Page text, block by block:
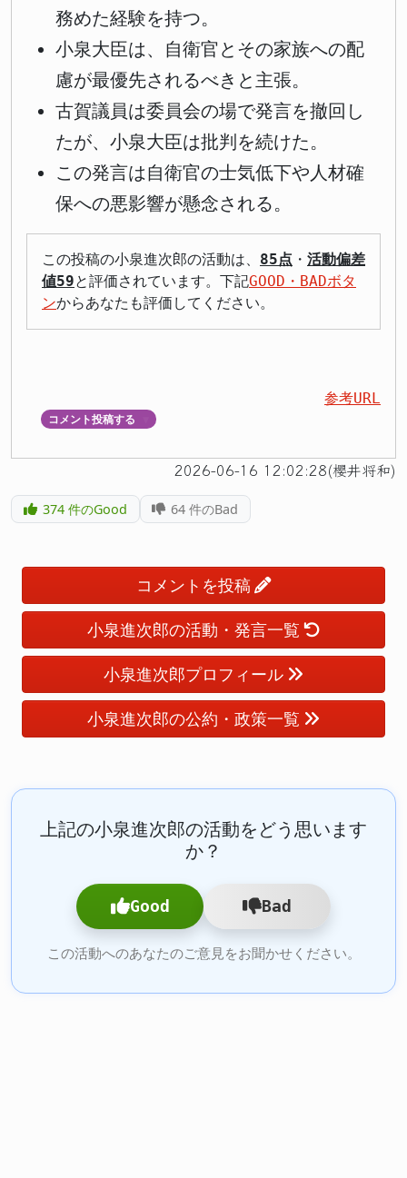
務めた経験を持つ。
小泉大臣は、自衛官とその家族への配
慮が最優先されるべきと主張。
古賀議員は委員会の場で発言を撤回し
たが、小泉大臣は批判を続けた。
この発言は自衛官の士気低下や人材確
保への悪影響が懸念される。
この投稿の小泉進次郎の活動は、 85点 ・ 活動偏差
値59と評価されています。下記GOOD・BADボタ
ンからあなたも評価してください。
参考URL
コメント投稿する
2026-06-16 12:02:28(櫻井将和)
374件のGood 64 件のBad
コメントを投稿
小泉進次郎の活動・発言一覧
小泉進次郎プロフィール
小泉進次郎の公約・政策一覧
上記の小泉進次郎の活動をどう思います
か？
Good Bad
この活動へのあなたのご意見をお聞かせください。